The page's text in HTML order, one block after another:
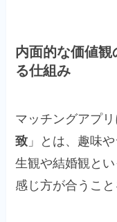
内面的な価値
る仕組み
マッチングアプリ
致 」とは、趣味
生観や結婚観と
感じ方が合うこと